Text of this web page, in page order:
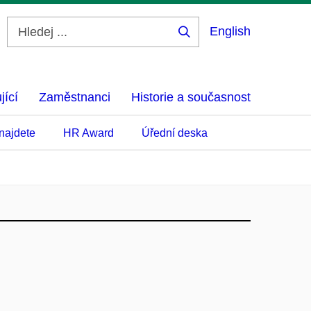
English
Zaměstnanci Historie a současnost
HR Award Úřední deska